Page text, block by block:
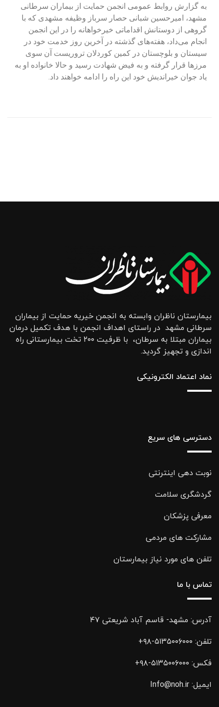
به گزارش روابط عمومی انجمن حمایت از بیماران سرطانی
مشهد، امیرحسین شبانی حصار سرباز وظیفه مشهدی که با
گروهی از دوستانش اقداماتی خیرخواهانه را در این انجمن
انجام می‌داد، هفته‌های گذشته در آخرین روز خدمت خود در
سیستان و بلوچستان در کمین کوردلان تروریست آن سوی
مرزها قرار گرفته و به فیض شهادت رسید و حالا خانواده او به
یاد جوان خیراندیش خود این راه را ادامه خواهند داد.
بیمارستان ناظران وابسته به انجمن خیریه حمایت از بیماران
سرطانی مشهد در راستای اهداف انجمن با هدف تکمیل درمان
بیماران مبتلا به سرطان، با ظرفیت ۲۰۰ تخت بیمارستانی راه
اندازی و تجهیز گردید.
نماد اعتماد الکترونیکی
دسترسی های سریع
نوبت دهی اینترنتی
گردشگری سلامت
معرفی پزشکان
مشارکت های مردمی
تلفن های مورد نیاز بیمارستان
تماس با ما
آدرس: مشهد- قاسم آباد شریعتی ۴۷
تلفن: ۵۱۳۵۰۰۶۰۰۰-۹۸+
فکس: ۵۱۳۵۰۰۶۰۰۰-۹۸+
ایمیل: Info@noh.ir